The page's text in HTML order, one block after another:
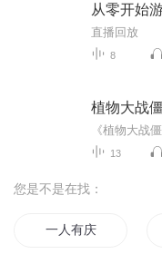
从零开始
直播回放
8
植物大战
13
您是不是在找：
一人有庆